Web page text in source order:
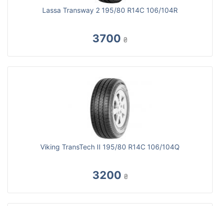
Lassa Transway 2 195/80 R14C 106/104R
3700 ₴
Viking TransTech II 195/80 R14C 106/104Q
3200 ₴